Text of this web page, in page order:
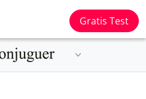
Gratis Test